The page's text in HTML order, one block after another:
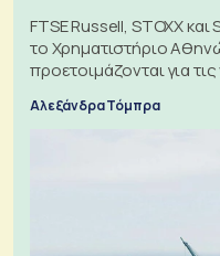
FTSE Russell, STOXX
το Χρηματιστήριο
προετοιμάζονται για
Αλεξάνδρα Τόμπρα